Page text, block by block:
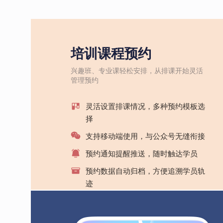
培训课程预约
兴趣班、专业课轻松安排，从排课开始灵活
管理预约
灵活设置排课情况，多种预约模板选
择
支持移动端使用，与公众号无缝衔接
预约通知提醒推送，随时触达学员
预约数据自动归档，方便追溯学员轨
迹